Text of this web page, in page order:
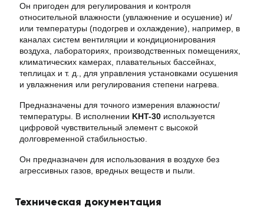
Он пригоден для регулирования и контроля
относительной влажности (увлажнение и осушение) и/
или температуры (подогрев и охлаждение), например, в
каналах систем вентиляции и кондиционирования
воздуха, лабораториях, производственных помещениях,
климатических камерах, плавательных бассейнах,
теплицах и т. д., для управления установками осушения
и увлажнения или регулирования степени нагрева.
Предназначены для точного измерения влажности/
температуры. В исполнении KHT-30 используется
цифровой чувствительный элемент с высокой
долговременной стабильностью.
Он предназначен для использования в воздухе без
агрессивных газов, вредных веществ и пыли.
Техническая документация